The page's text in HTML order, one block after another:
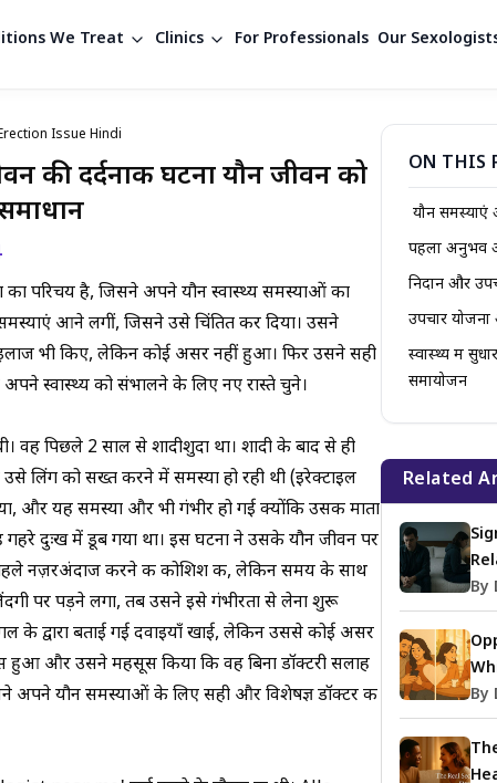
We Treat Clinics For Professionals Our
Issue Hindi
की दर्दनाक घटना यौन जीवन को
का परिचय है, जिसने अपने यौन स्वास्थ्य समस्याओं का
आने लगीं, जिसने उसे चिंतित कर दिया। उसने
भी किए, लेकिन कोई असर नहीं हुआ। फिर उसने सही
स्वास्थ्य को संभालने के लिए नए रास्ते चुने।
वह पिछले 2 साल से शादीशुदा था। शादी के बाद से ही
लिंग को सख्त करने में समस्या हो रही थी(इरेक्टाइल
और यह समस्या और भी गंभीर हो गई क्योंकि उसकी माता
दुःख में डूब गया था। इस घटना ने उसके यौन जीवन पर
नज़रअंदाज करने की कोशिश की, लेकिन समय के साथ
पर पड़ने लगा, तब उसने इसे गंभीरता से लेना शुरू
द्वारा बताई गई दवाइयाँ खाई, लेकिन उससे कोई असर
और उसने महसूस किया कि वह बिना डॉक्टरी सलाह
अपने यौन समस्याओं के लिए सही और विशेषज्ञ डॉक्टर की
ON THIS
यौन
पहला अनुभव
निदान और
उपचार
स्वास्थ्य में
समायोजन
Related
By
By